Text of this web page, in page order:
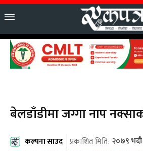
बेलडाँडीमा जग्गा नाप
कल्पना साउद प्रकाशित मिति: २०७९